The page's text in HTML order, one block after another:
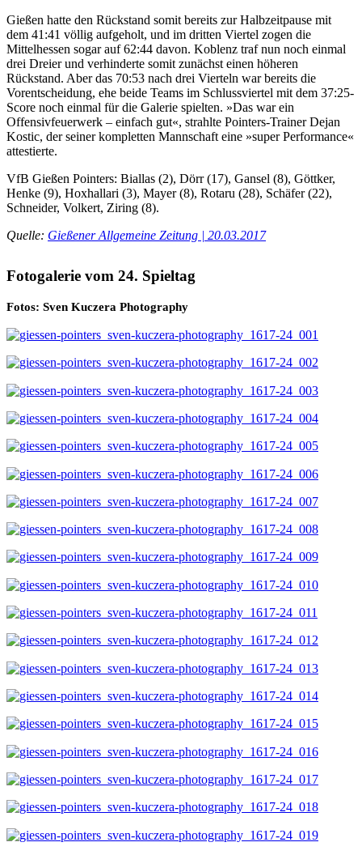
Gießen hatte den Rückstand somit bereits zur Halbzeitpause mit
dem 41:41 völlig aufgeholt, und im dritten Viertel zogen die
Mittelhessen sogar auf 62:44 davon. Koblenz traf nun noch einmal
drei Dreier und verhinderte somit zunächst einen höheren
Rückstand. Aber das 70:53 nach drei Vierteln war bereits die
Vorentscheidung, ehe beide Teams im Schlussviertel mit dem 37:25-
Score noch einmal für die Galerie spielten. »Das war ein
Offensivfeuerwerk – einfach gut«, strahlte Pointers-Trainer Dejan
Kostic, der seiner kompletten Mannschaft eine »super Performance«
attestierte.
VfB Gießen Pointers: Biallas (2), Dörr (17), Gansel (8), Göttker,
Henke (9), Hoxhallari (3), Mayer (8), Rotaru (28), Schäfer (22),
Schneider, Volkert, Ziring (8).
Quelle: Gießener Allgemeine Zeitung | 20.03.2017
Fotogalerie vom 24. Spieltag
Fotos: Sven Kuczera Photography